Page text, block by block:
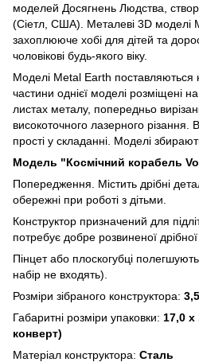
моделей Досягнень Людства,
(Сіетл, США). Металеві 3D моделі
захоплююче хобі для дітей та
чоловікові будь-якого віку.
Моделі Metal Earth поставляються
частини однієї моделі розміщені
листах металу, попередньо
високоточного лазерного різання.
прості у складанні. Моделі
Модель "Космічний корабель
Попередження. Містить дрібні
обережні при роботі з дітьми.
Конструктор призначений для
потребує добре розвиненої
Пінцет або плоскогубці
набір не входять).
Розміри зібраного конструктора:
Габаритні розміри упаковки: 17,0 х
конверт)
Матеріал конструктора: Сталь